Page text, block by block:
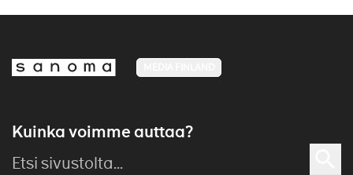
Kuinka voimme auttaa?